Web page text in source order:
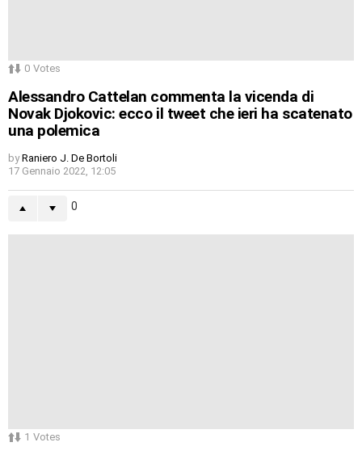
0 Votes
Alessandro Cattelan commenta la vicenda di
Novak Djokovic: ecco il tweet che ieri ha scatenato
una polemica
by Raniero J. De Bortoli
17 Gennaio 2022, 12:05
0
1 Votes